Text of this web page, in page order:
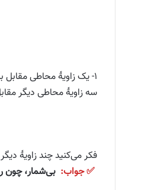
۱- یک زاویهٔ محاطی مقابل به کمان AB رسم کنید.
سه زاویهٔ محاطی دیگر
فکر می‌کنید چند زاویهٔ
✅ جواب: بی‌شمار، چون